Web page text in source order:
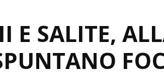
E SALITE,